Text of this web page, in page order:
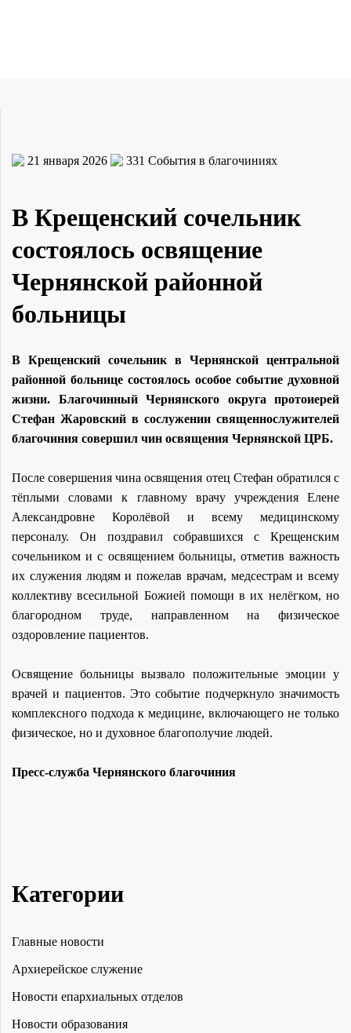
21 января 2026 331 События в благочиниях
В Крещенский сочельник
состоялось освящение
Чернянской районной
больницы
В Крещенский сочельник в Чернянской центральной
районной больнице состоялось особое событие духовной
жизни. Благочинный Чернянского округа протоиерей
Стефан Жаровский в сослужении священнослужителей
благочиния совершил чин освящения Чернянской ЦРБ.
После совершения чина освящения отец Стефан обратился с
тёплыми словами к главному врачу учреждения Елене
Александровне Королёвой и всему медицинскому
персоналу. Он поздравил собравшихся с Крещенским
сочельником и с освящением больницы, отметив важность
их служения людям и пожелав врачам, медсестрам и всему
коллективу всесильной Божией помощи в их нелёгком, но
благородном труде, направленном на физическое
оздоровление пациентов.
Освящение больницы вызвало положительные эмоции у
врачей и пациентов. Это событие подчеркнуло значимость
комплексного подхода к медицине, включающего не только
физическое, но и духовное благополучие людей.
Пресс-служба Чернянского благочиния
Категории
Главные новости
Архиерейское служение
Новости епархиальных отделов
Новости образования